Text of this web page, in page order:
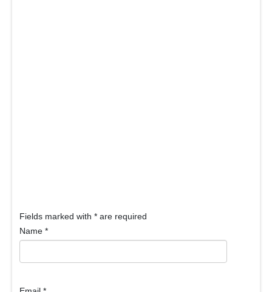
Fields marked with * are required
Name *